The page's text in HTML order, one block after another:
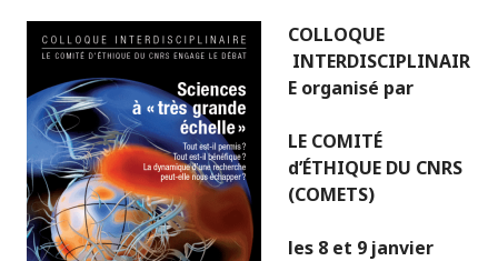
COLLOQUE
INTERDISCIPLINAIR
E organisé par
LE COMITÉ
d’ÉTHIQUE DU CNRS
(COMETS)
les 8 et 9 janvier